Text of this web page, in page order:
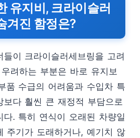
유지비, 크라이슬러
겨진 함정은?
들이 크라이슬러세브링을 고려
려하는 부분은 바로 유지보
품 수급의 어려움과 수입차 특
보다 훨씬 큰 재정적 부담으로
다. 특히 연식이 오래된 차량일
주기가 도래하거나, 예기치 않